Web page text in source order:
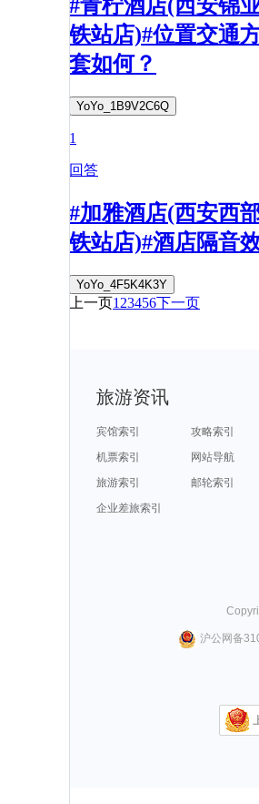
#青柠酒店(西安锦
铁站店)#位置交通
套如何？
YoYo_1B9V2C6Q
1
回答
#加雅酒店(西安西
铁站店)#酒店隔音
YoYo_4F5K4K3Y
上一页1 23456下一页
旅游资讯
宾馆索引
攻略索引
机票索引
网站导航
旅游索引
邮轮索引
企业差旅索引
沪公网备